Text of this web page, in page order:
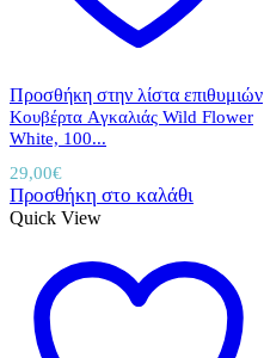
Προσθήκη στην λίστα επιθυμιών
Κουβέρτα Aγκαλιάς Wild Flower
White, 100...
29,00€
Προσθήκη στο καλάθι
Quick View